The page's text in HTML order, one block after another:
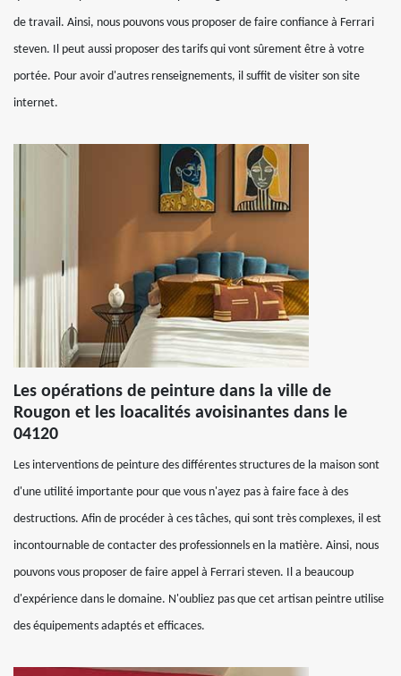
de travail. Ainsi, nous pouvons vous proposer de faire confiance à Ferrari
steven. Il peut aussi proposer des tarifs qui vont sûrement être à votre
portée. Pour avoir d'autres renseignements, il suffit de visiter son site
internet.
Les opérations de peinture dans la ville de
Rougon et les loacalités avoisinantes dans le
04120
Les interventions de peinture des différentes structures de la maison sont
d'une utilité importante pour que vous n'ayez pas à faire face à des
destructions. Afin de procéder à ces tâches, qui sont très complexes, il est
incontournable de contacter des professionnels en la matière. Ainsi, nous
pouvons vous proposer de faire appel à Ferrari steven. Il a beaucoup
d'expérience dans le domaine. N'oubliez pas que cet artisan peintre utilise
des équipements adaptés et efficaces.